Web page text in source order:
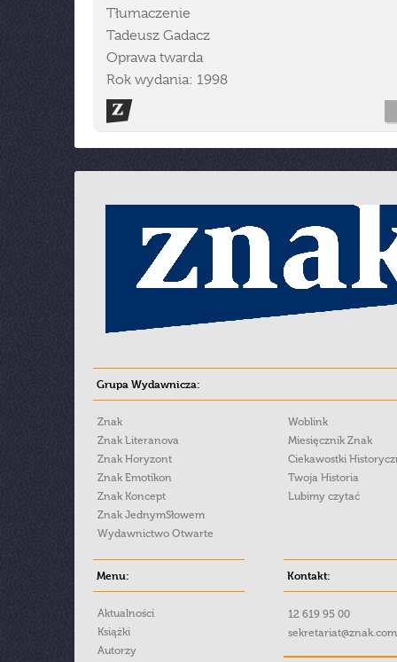
Tłumaczenie
Tadeusz Gadacz
Oprawa twarda
Rok wydania: 1998
Grupa Wydawnicza:
Znak
Znak Literanova
Znak Horyzont
Znak Emotikon
Znak Koncept
Znak JednymSłowem
Wydawnictwo Otwarte
Woblink
Miesięcznik Znak
Ciekawostki
Twoja Historia
Lubimy czytać
Menu:
Aktualności
Książki
Autorzy
Kontakt:
12 619 95 00